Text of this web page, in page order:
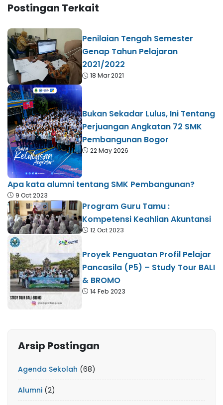
Postingan Terkait
Penilaian Tengah Semester
Genap Tahun Pelajaran
2021/2022
18 Mar 2021
Bukan Sekadar Lulus, Ini Tentang
Perjuangan Angkatan 72 SMK
Pembangunan Bogor
22 May 2026
Apa kata alumni tentang SMK Pembangunan?
9 Oct 2023
Program Guru Tamu :
Kompetensi Keahlian Akuntansi
12 Oct 2023
Proyek Penguatan Profil Pelajar
Pancasila (P5) – Study Tour BALI
& BROMO
14 Feb 2023
Arsip Postingan
Agenda Sekolah (68)
Alumni (2)